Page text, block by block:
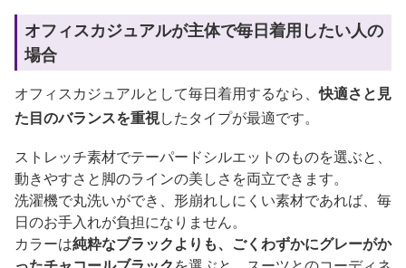
オフィスカジュアルが主体で毎日着用したい人の
場合
オフィスカジュアルとして毎日着用するなら、快適さと見
た目のバランスを重視したタイプが最適です。
ストレッチ素材でテーパードシルエットのものを選ぶと、
動きやすさと脚のラインの美しさを両立できます。
洗濯機で丸洗いができ、形崩れしにくい素材であれば、毎
日のお手入れが負担になりません。
カラーは純粋なブラックよりも、ごくわずかにグレーがか